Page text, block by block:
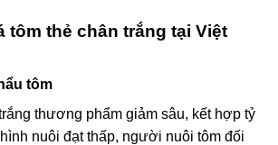
tôm thẻ chân trắng tại Việt
tôm
thương phẩm giảm sâu, kết hợp tỷ
nuôi đạt thấp, người nuôi tôm đối